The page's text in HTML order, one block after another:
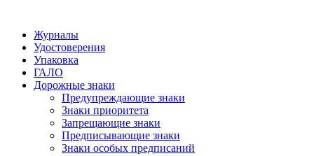
Журналы
Удостоверения
Упаковка
ГАЛО
Дорожные знаки
Предупреждающие знаки
Знаки приоритета
Запрещающие знаки
Предписывающие знаки
Знаки особых предписаний